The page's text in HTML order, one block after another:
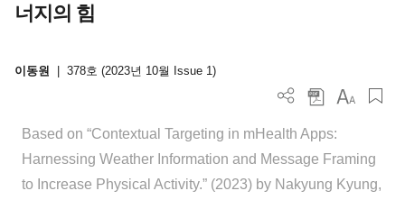
너지의 힘
이동원 378호 (2023년 10월 Issue 1)
Based on “Contextual Targeting in mHealth Apps:
Harnessing Weather Information and Message Framing
to Increase Physical Activity.” (2023) by Nakyung Kyung,